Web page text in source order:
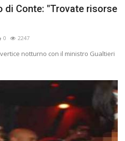
di Conte: "Trovate risorse
0 2247
notturno con il ministro Gualtieri